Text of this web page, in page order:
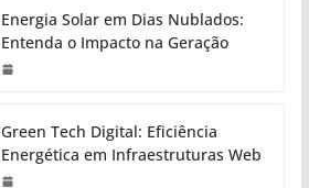
Energia Solar em Dias Nublados:
Entenda o Impacto na Geração
Green Tech Digital: Eficiência
Energética em Infraestruturas Web